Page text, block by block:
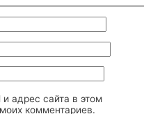
адрес сайта в этом
комментариев.